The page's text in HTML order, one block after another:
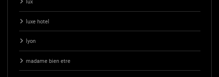
lux
luxe hotel
lyon
madame bien etre